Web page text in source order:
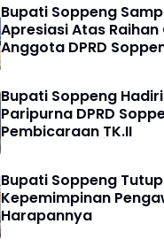
Bupati Soppeng
Apresiasi Atas
Anggota DPRD
Bupati Soppeng
Paripurna DPRD
Pembicaraan TK.II
Bupati Soppeng
Kepemimpinan
Harapannya